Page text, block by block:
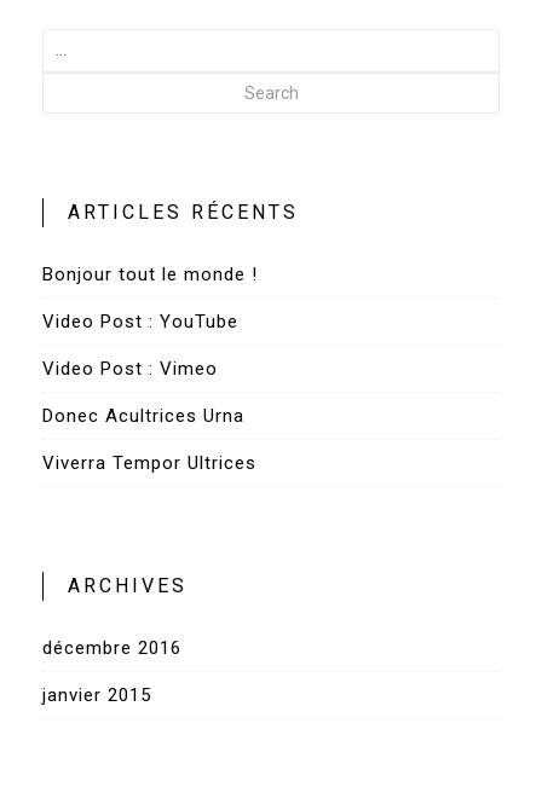
Search
ARTICLES RÉCENTS
Bonjour tout le monde !
Video Post : YouTube
Video Post : Vimeo
Donec Acultrices Urna
Viverra Tempor Ultrices
ARCHIVES
décembre 2016
janvier 2015